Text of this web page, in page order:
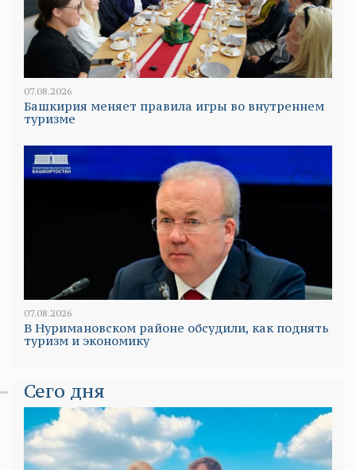
07.08.2026
Башкирия меняет правила игры во внутреннем
туризме
07.08.2026
В Нуримановском районе обсудили, как поднять
туризм и экономику
Сего дня